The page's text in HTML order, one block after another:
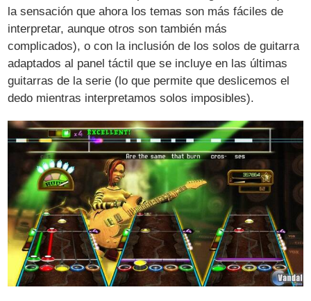
la sensación que ahora los temas son más fáciles de
interpretar, aunque otros son también más
complicados), o con la inclusión de los solos de guitarra
adaptados al panel táctil que se incluye en las últimas
guitarras de la serie (lo que permite que deslicemos el
dedo mientras interpretamos solos imposibles).